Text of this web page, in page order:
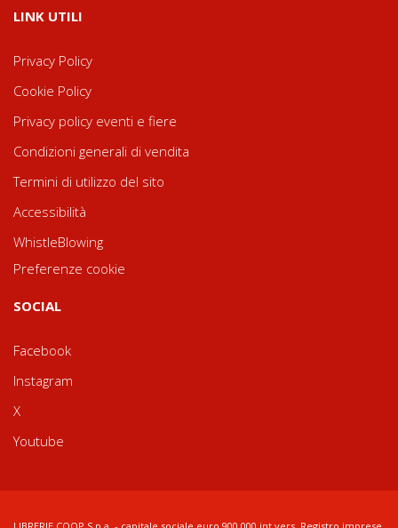
LINK UTILI
Privacy Policy
Cookie Policy
Privacy policy eventi e fiere
Condizioni generali di vendita
Termini di utilizzo del sito
Accessibilità
WhistleBlowing
Preferenze cookie
SOCIAL
Facebook
Instagram
X
Youtube